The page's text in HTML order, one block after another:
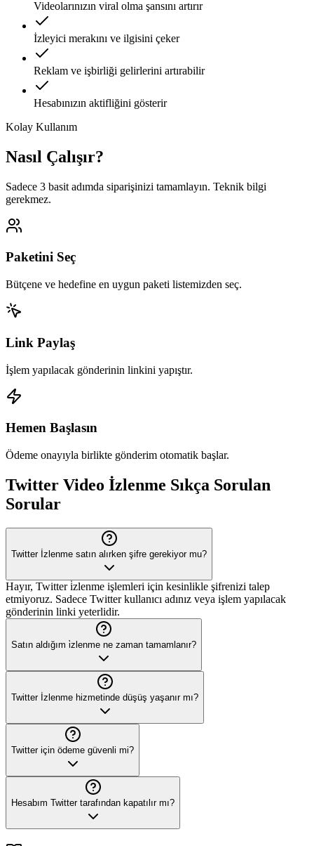
Videolarınızın viral olma şansını artırır
İzleyici merakını ve ilgisini çeker
Reklam ve işbirliği gelirlerini artırabilir
Hesabınızın aktifliğini gösterir
Kolay Kullanım
Nasıl Çalışır?
Sadece 3 basit adımda siparişinizi tamamlayın. Teknik bilgi
gerekmez.
Paketini Seç
Bütçene ve hedefine en uygun paketi listemizden seç.
Link Paylaş
İşlem yapılacak gönderinin linkini yapıştır.
Hemen Başlasın
Ödeme onayıyla birlikte gönderim otomatik başlar.
Twitter Video İzlenme Sıkça Sorulan
Sorular
Twitter İzlenme satın alırken şifre gerekiyor mu?
Hayır, Twitter i̇zlenme işlemleri için kesinlikle şifrenizi talep
etmiyoruz. Sadece Twitter kullanıcı adınız veya işlem yapılacak
gönderinin linki yeterlidir.
Satın aldığım i̇zlenme ne zaman tamamlanır?
Twitter İzlenme hizmetinde düşüş yaşanır mı?
Twitter için ödeme güvenli mi?
Hesabım Twitter tarafından kapatılır mı?